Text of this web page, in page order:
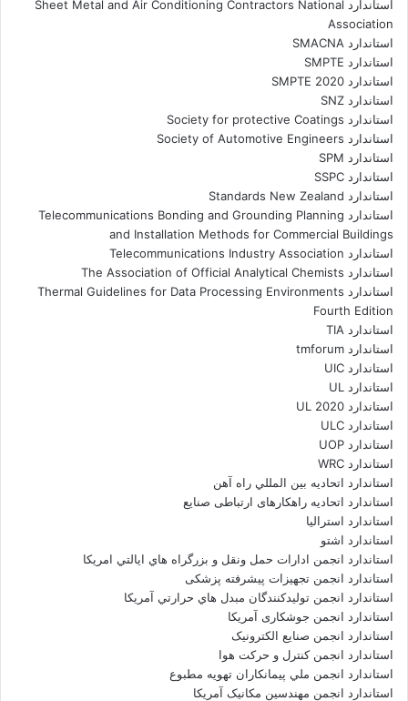
استاندارد Sheet Metal and Air Conditioning Contractors National
Association
استاندارد SMACNA
استاندارد SMPTE
استاندارد SMPTE 2020
استاندارد SNZ
استاندارد Society for protective Coatings
استاندارد Society of Automotive Engineers
استاندارد SPM
استاندارد SSPC
استاندارد Standards New Zealand
استاندارد Telecommunications Bonding and Grounding Planning
and Installation Methods for Commercial Buildings
استاندارد Telecommunications Industry Association
استاندارد The Association of Official Analytical Chemists
استاندارد Thermal Guidelines for Data Processing Environments
Fourth Edition
استاندارد TIA
استاندارد tmforum
استاندارد UIC
استاندارد UL
استاندارد UL 2020
استاندارد ULC
استاندارد UOP
استاندارد WRC
استاندارد اتحاديه بين المللي راه آهن
استاندارد اتحادیه راهکارهای ارتباطی صنایع
استاندارد استرالیا
استاندارد اشتو
استاندارد انجمن ادارات حمل ونقل و بزرگراه هاي ايالتي امريکا
استاندارد انجمن تجهیزات پیشرفته پزشکی
استاندارد انجمن توليدکنندگان مبدل هاي حرارتي آمريکا
استاندارد انجمن جوشکاری آمریکا
استاندارد انجمن صنايع الکترونيک
استاندارد انجمن کنترل و حرکت هوا
استاندارد انجمن ملي پيمانکاران تهويه مطبوع
استاندارد انجمن مهندسين مکانيک آمريکا